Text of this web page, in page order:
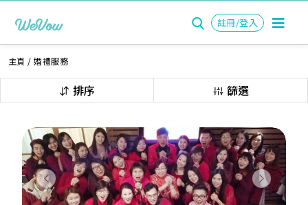
註冊/登入
主頁 /婚禮服務
排序 篩選
Previous Next